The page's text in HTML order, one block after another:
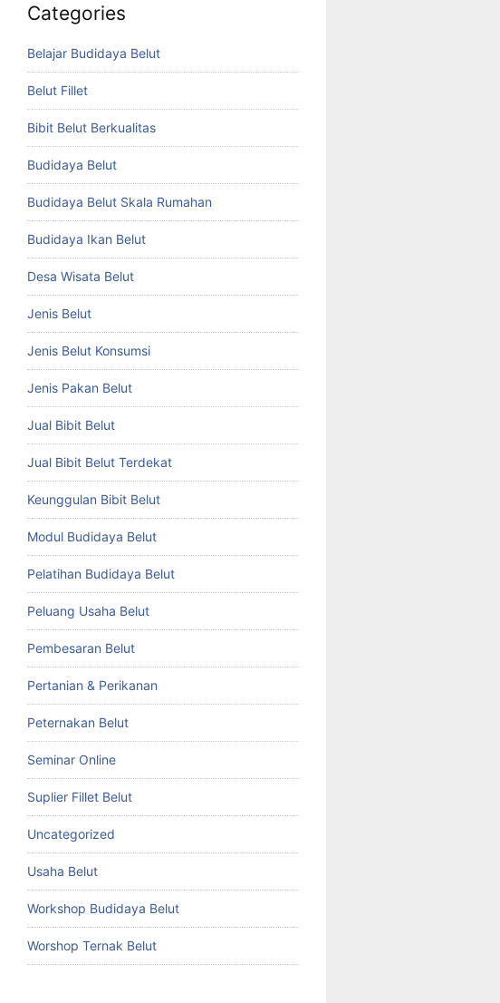
Categories
Belajar Budidaya Belut
Belut Fillet
Bibit Belut Berkualitas
Budidaya Belut
Budidaya Belut Skala Rumahan
Budidaya Ikan Belut
Desa Wisata Belut
Jenis Belut
Jenis Belut Konsumsi
Jenis Pakan Belut
Jual Bibit Belut
Jual Bibit Belut Terdekat
Keunggulan Bibit Belut
Modul Budidaya Belut
Pelatihan Budidaya Belut
Peluang Usaha Belut
Pembesaran Belut
Pertanian & Perikanan
Peternakan Belut
Seminar Online
Suplier Fillet Belut
Uncategorized
Usaha Belut
Workshop Budidaya Belut
Worshop Ternak Belut